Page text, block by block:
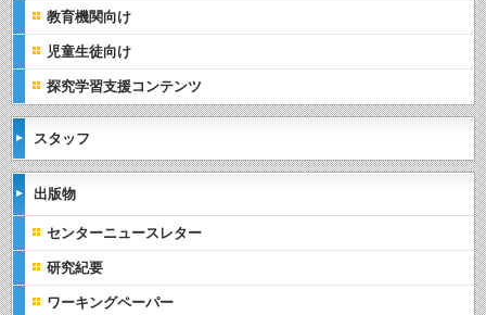
教育機関向け
児童生徒向け
探究学習支援コンテンツ
スタッフ
出版物
センターニュースレター
研究紀要
ワーキングペーパー